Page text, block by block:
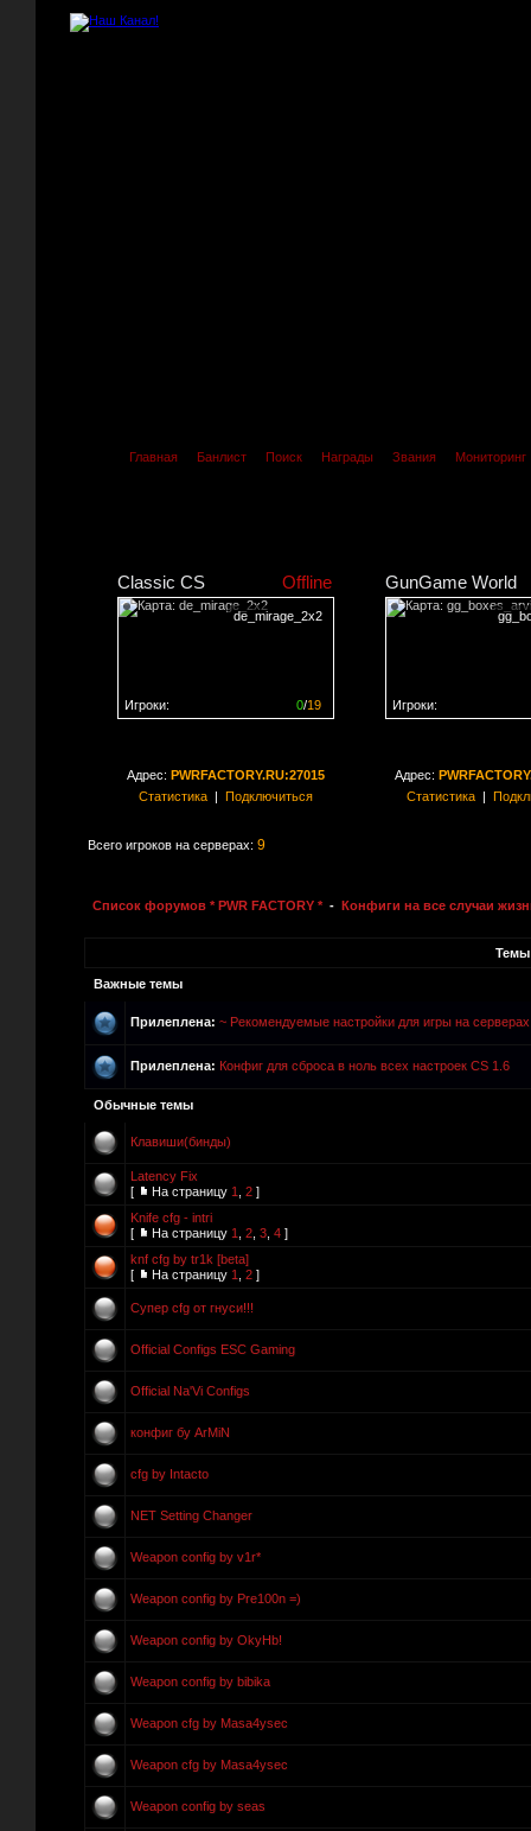
Главная Банлист Поиск Награды Звания Мониторинг
Classic CS Offline
de_mirage_2x2
0/19
Игроки:
GunGame World
Игроки:
Адрес: PWRFACTORY.RU:27015
Статистика| Подключиться
Адрес:
Статистика|
Всего игроков на серверах: 9
Список форумов * PWR FACTORY * - Конфиги на все случаи
Темы
Важные темы
Прилеплена: ~ Рекомендуемые настройки для игры на
Прилеплена: Конфиг для сброса в ноль всех настроек CS 1.6
Обычные темы
Клавиши(бинды)
Latency Fix
[
На страницу 1 2 ]
Knife cfg - intri
[
На страницу 1 2 3 4 ]
knf cfg by tr1k [beta]
[
На страницу 1 2 ]
Супер cfg от гнуси!!!
Official Configs ESC Gaming
Official Na'Vi Configs
конфиг бу ArMiN
cfg by Intacto
NET Setting Changer
Weapon config by v1r*
Weapon config by Pre100n =)
Weapon config by OkyHb!
Weapon config by bibika
Weapon cfg by Masa4ysec
Weapon cfg by Masa4ysec
Weapon config by seas